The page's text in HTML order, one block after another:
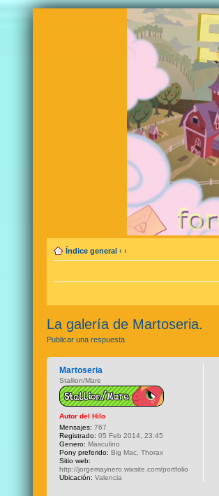
Índice general ‹ ‹
La galería de Martoseria.
Publicar una respuesta
Martoseria
Stallion/Mare
Autor del Hilo
Mensajes: 767
Registrado: 05 Feb 2014, 23:45
Genero: Masculino
Pony preferido: Big Mac, Thorax
Sitio web:
http://jorgemaynero.wixsite.com/portfolio
Ubicación: Valencia